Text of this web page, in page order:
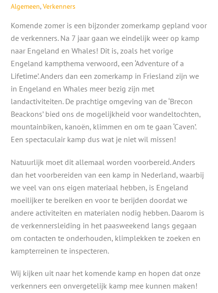
Algemeen,Verkenners
Komende zomer is een bijzonder zomerkamp gepland voor
de verkenners. Na 7 jaar gaan we eindelijk weer op kamp
naar Engeland en Whales! Dit is, zoals het vorige
Engeland kampthema verwoord, een ‘Adventure of a
Lifetime’. Anders dan een zomerkamp in Friesland zijn we
in Engeland en Whales meer bezig zijn met
landactiviteiten. De prachtige omgeving van de ‘Brecon
Beackons’ bied ons de mogelijkheid voor wandeltochten,
mountainbiken, kanoën, klimmen en om te gaan ‘Caven’.
Een spectaculair kamp dus wat je niet wil missen!
Natuurlijk moet dit allemaal worden voorbereid. Anders
dan het voorbereiden van een kamp in Nederland, waarbij
we veel van ons eigen materiaal hebben, is Engeland
moeilijker te bereiken en voor te berijden doordat we
andere activiteiten en materialen nodig hebben. Daarom is
de verkennersleiding in het paasweekend langs gegaan
om contacten te onderhouden, klimplekken te zoeken en
kampterreinen te inspecteren.
Wij kijken uit naar het komende kamp en hopen dat onze
verkenners een onvergetelijk kamp mee kunnen maken!